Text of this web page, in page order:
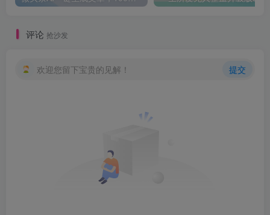
评论 抢沙发
欢迎您留下宝贵的见解！ 提交